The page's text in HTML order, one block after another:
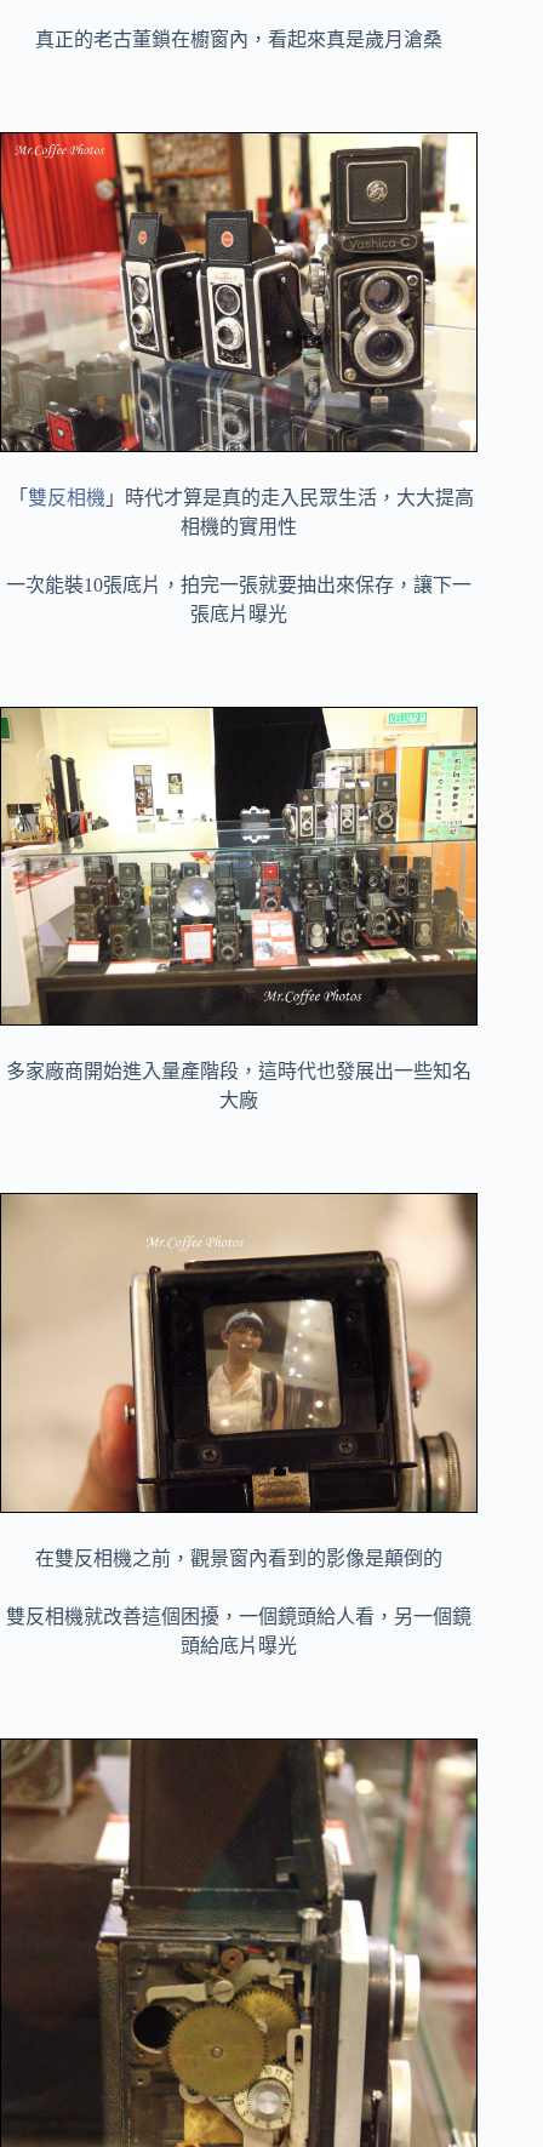
真正的老古董鎖在櫥窗內，看起來真是歲月滄桑
「雙反相機 」時代才算是真的走入民眾生活，大大提高
相機的實用性
一次能裝10張底片，拍完一張就要抽出來保存，讓下一
張底片曝光
多家廠商開始進入量產階段，這時代也發展出一些知名
大廠
在雙反相機之前，觀景窗內看到的影像是顛倒的
雙反相機就改善這個困擾，一個鏡頭給人看，另一個鏡
頭給底片曝光